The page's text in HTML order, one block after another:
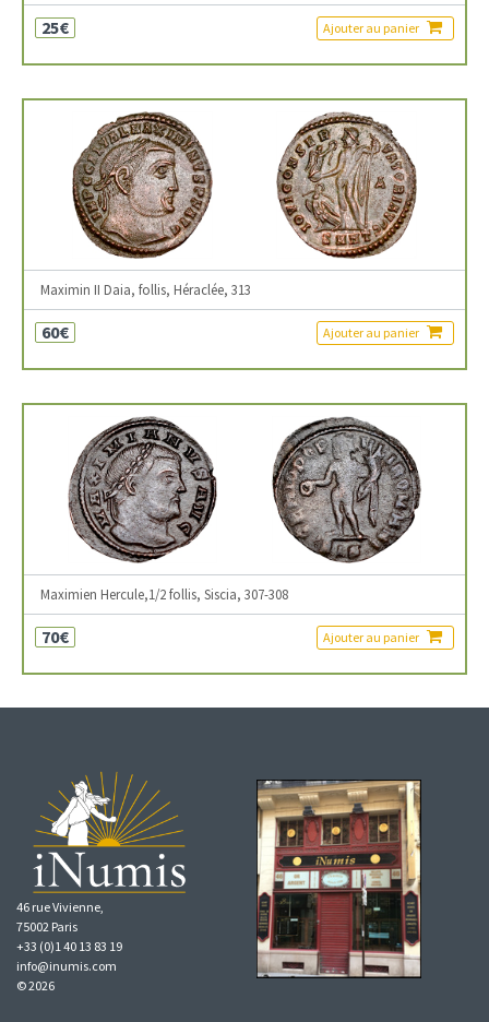
25€ Ajouter au panier
Maximin II Daia, follis, Héraclée, 313
60€ Ajouter au panier
Maximien Hercule,1/2 follis, Siscia, 307-308
70€ Ajouter au panier
46 rue Vivienne,
75002 Paris
+33 (0)1 40 13 83 19
info@inumis.com
© 2026